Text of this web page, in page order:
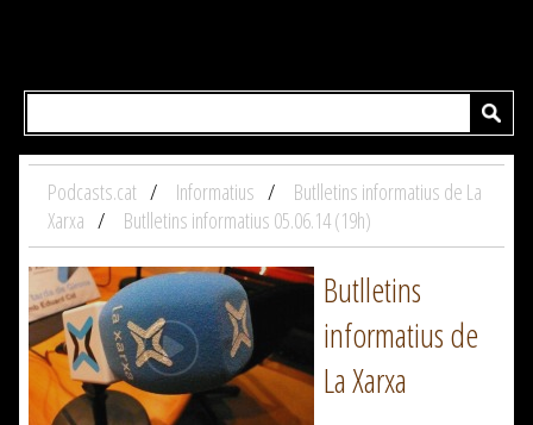
Podcasts.cat Informatius
Butlletins informatius de La
Xarxa
Butlletins informatius 05.06.14 (19h)
Butlletins
informatius de
La Xarxa